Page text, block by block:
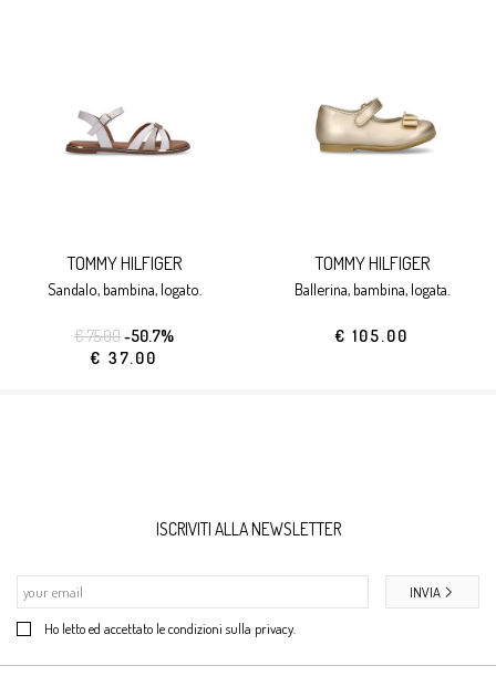
TOMMY HILFIGER
sandalo, bambina, logato.
€ 75.00-50.7%
€ 37.00
TOMMY HILFIGER
ballerina, bambina, logata.
€ 105.00
ISCRIVITI ALLA NEWSLETTER
Ho letto ed accettato le condizioni sulla privacy.
INVIA